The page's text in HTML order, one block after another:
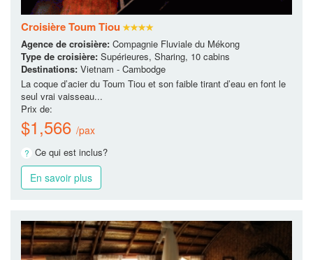
Croisière Toum Tiou
Agence de croisière: Compagnie Fluviale du Mékong
Type de croisière: Supérieures, Sharing, 10 cabins
Destinations: Vietnam - Cambodge
La coque d’acier du Toum Tiou et son faible tirant d’eau en font le
seul vrai vaisseau...
Prix de:
$1,566 /pax
Ce qui est inclus?
En savoir plus